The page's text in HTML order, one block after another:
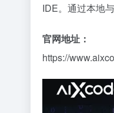
IDE。通过本地
官网地址：
https://